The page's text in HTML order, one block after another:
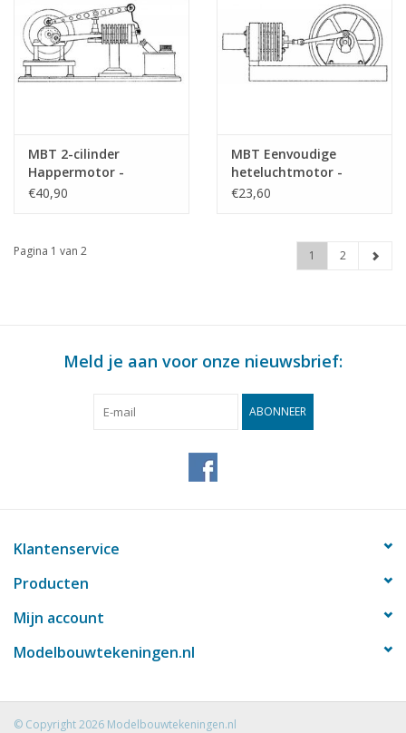
MBT 2-cilinder
Happermotor -
Bouwtekening Schaal 1
€40,90
MBT Eenvoudige
heteluchtmotor -
Bouwtekening Schaal 1
€23,60
Pagina 1 van 2 1 2
Meld je aan voor onze nieuwsbrief:
ABONNEER
Klantenservice
Producten
Mijn account
Modelbouwtekeningen.nl
© Copyright 2026 Modelbouwtekeningen.nl